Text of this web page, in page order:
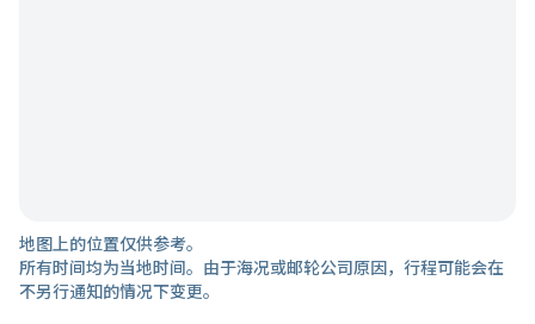
地图上的位置仅供参考。
所有时间均为当地时间。由于海况或邮轮公司原因，行程可能会在
不另行通知的情况下变更。